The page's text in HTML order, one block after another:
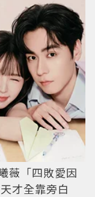
薇「四敗愛因
才全靠旁白